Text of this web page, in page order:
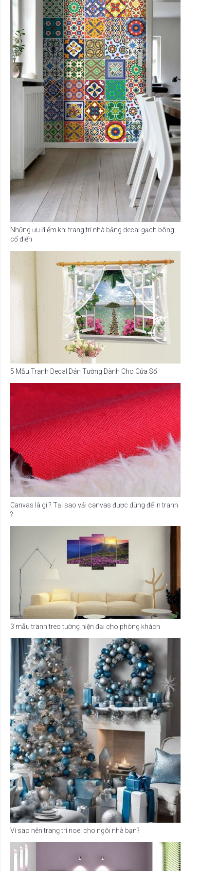
Những ưu điểm khi trang trí nhà bằng decal gạch bông
cổ điển
5 Mẫu Tranh Decal Dán Tường Dành Cho Cửa Sổ
Canvas là gì ? Tại sao vải canvas được dùng để in tranh
?
3 mẫu tranh treo tường hiện đại cho phòng khách
Vì sao nên trang trí noel cho ngôi nhà bạn?